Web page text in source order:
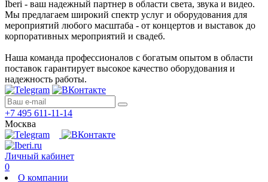
Iberi - ваш надежный партнер в области света, звука и видео.
Мы предлагаем широкий спектр услуг и оборудования для
мероприятий любого масштаба - от концертов и выставок до
корпоративных мероприятий и свадеб.
Наша команда профессионалов с богатым опытом в области
поставок гарантирует высокое качество оборудования и
надежность работы.
+7 495 611-11-14
Москва
Личный кабинет
0
О компании